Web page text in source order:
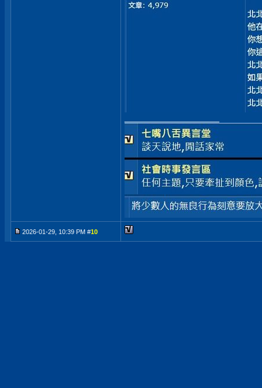
2026-01-29, 10:39 PM #10